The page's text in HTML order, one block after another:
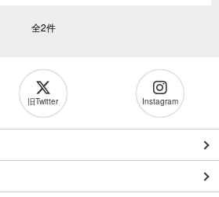
全2件
旧Twitter Instagram